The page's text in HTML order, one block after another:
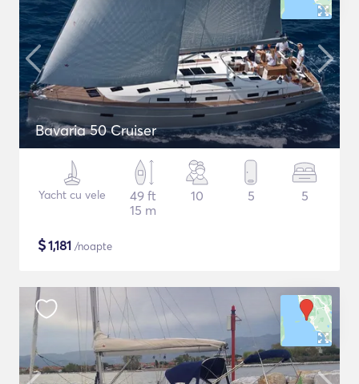
Bavaria 50 Cruiser
Yacht cu vele
49 ft
15 m
10 5 5
$1,181 /noapte